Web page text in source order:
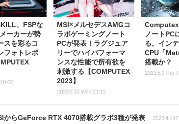
、FSPな
ーカーが勢
スを彩るコ
フォトレポ
MSI×メルセデスAMGコ
ラボゲーミングノート
PCが発表！ラグジュア
リーでハイパフォーマ
ンスな性能で所有欲を
刺激する【COMPUTEX
2023】
2023.5.31 Wed 21:15
ノートPC
る。イン
CPU「
搭載か？
2023.6.1 Thu
からGeForce RTX 4070搭載グラボ3種が発表 2023.4.14